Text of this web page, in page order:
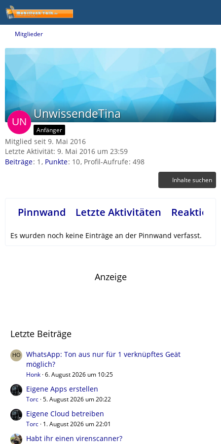
Mitglieder
UnwissendeTina
Anfänger
Mitglied seit 9. Mai 2016
Letzte Aktivität: 9. Mai 2016 um 23:59
Beiträge 1 Punkte 10 Profil-Aufrufe 498
Inhalte suchen
Pinnwand Letzte Aktivitäten
Es wurden noch keine Einträge an der Pinnwand verfasst.
Anzeige
Letzte Beiträge
WhatsApp: Ton aus nur für 1 verknüpftes Geät
möglich?
Honk 6. August 2026 um 10:25
Eigene Apps erstellen
Torc 5. August 2026 um 20:22
Eigene Cloud betreiben
Torc 1. August 2026 um 22:01
Habt ihr einen virenscanner?